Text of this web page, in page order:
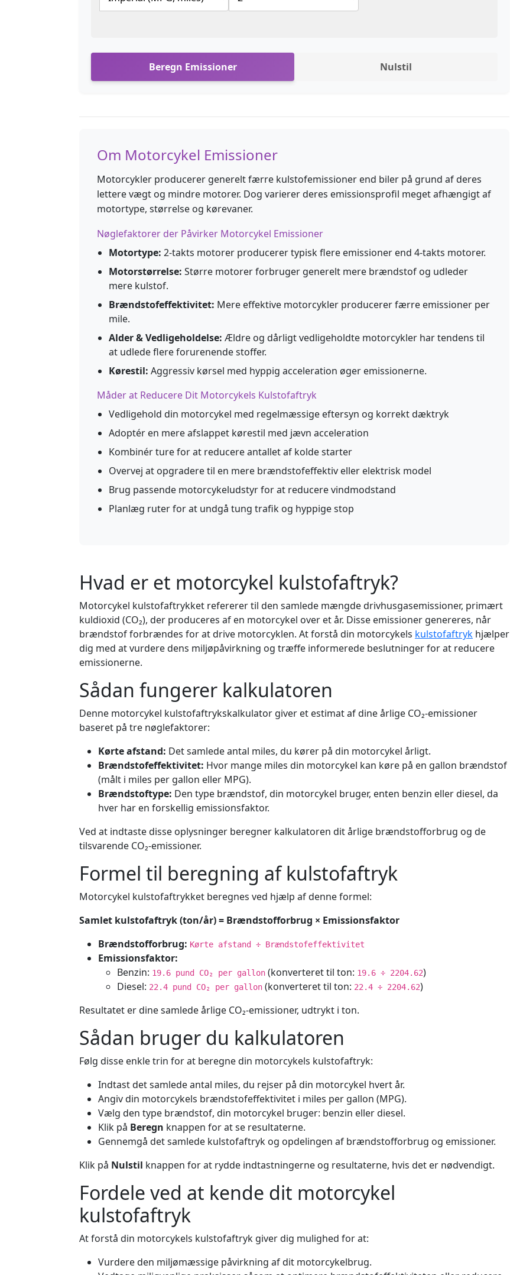
Beregn Emissioner Nulstil
Om Motorcykel Emissioner
Motorcykler producerer generelt færre kulstofemissioner end biler på grund af deres
lettere vægt og mindre motorer. Dog varierer deres emissionsprofil meget afhængigt af
motortype, størrelse og kørevaner.
Nøglefaktorer der Påvirker Motorcykel Emissioner
Motortype: 2-takts motorer producerer typisk flere emissioner end 4-takts motorer.
Motorstørrelse: Større motorer forbruger generelt mere brændstof og udleder
mere kulstof.
Brændstofeffektivitet: Mere effektive motorcykler producerer færre emissioner per
mile.
Alder & Vedligeholdelse: Ældre og dårligt vedligeholdte motorcykler har tendens til
at udlede flere forurenende stoffer.
Kørestil: Aggressiv kørsel med hyppig acceleration øger emissionerne.
Måder at Reducere Dit Motorcykels Kulstofaftryk
Vedligehold din motorcykel med regelmæssige eftersyn og korrekt dæktryk
Adoptér en mere afslappet kørestil med jævn acceleration
Kombinér ture for at reducere antallet af kolde starter
Overvej at opgradere til en mere brændstofeffektiv eller elektrisk model
Brug passende motorcykeludstyr for at reducere vindmodstand
Planlæg ruter for at undgå tung trafik og hyppige stop
Hvad er et motorcykel kulstofaftryk?
Motorcykel kulstofaftrykket refererer til den samlede mængde drivhusgasemissioner, primært
kuldioxid (CO₂), der produceres af en motorcykel over et år. Disse emissioner genereres, når
brændstof forbrændes for at drive motorcyklen. At forstå din motorcykels kulstofaftryk hjælper
dig med at vurdere dens miljøpåvirkning og træffe informerede beslutninger for at reducere
emissionerne.
Sådan fungerer kalkulatoren
Denne motorcykel kulstofaftrykskalkulator giver et estimat af dine årlige CO₂-emissioner
baseret på tre nøglefaktorer:
Kørte afstand: Det samlede antal miles, du kører på din motorcykel årligt.
Brændstofeffektivitet: Hvor mange miles din motorcykel kan køre på en gallon brændstof
(målt i miles per gallon eller MPG).
Brændstoftype: Den type brændstof, din motorcykel bruger, enten benzin eller diesel, da
hver har en forskellig emissionsfaktor.
Ved at indtaste disse oplysninger beregner kalkulatoren dit årlige brændstofforbrug og de
tilsvarende CO₂-emissioner.
Formel til beregning af kulstofaftryk
Motorcykel kulstofaftrykket beregnes ved hjælp af denne formel:
Samlet kulstofaftryk (ton/år) = Brændstofforbrug × Emissionsfaktor
Brændstofforbrug: Kørte afstand ÷ Brændstofeffektivitet
Emissionsfaktor:
Benzin: 19.6 pund CO₂ per gallon (konverteret til ton: 19.6 ÷ 2204.62)
Diesel: 22.4 pund CO₂ per gallon (konverteret til ton: 22.4 ÷ 2204.62)
Resultatet er dine samlede årlige CO₂-emissioner, udtrykt i ton.
Sådan bruger du kalkulatoren
Følg disse enkle trin for at beregne din motorcykels kulstofaftryk:
Indtast det samlede antal miles, du rejser på din motorcykel hvert år.
Angiv din motorcykels brændstofeffektivitet i miles per gallon (MPG).
Vælg den type brændstof, din motorcykel bruger: benzin eller diesel.
Klik på Beregn knappen for at se resultaterne.
Gennemgå det samlede kulstofaftryk og opdelingen af brændstofforbrug og emissioner.
Klik på Nulstil knappen for at rydde indtastningerne og resultaterne, hvis det er nødvendigt.
Fordele ved at kende dit motorcykel
kulstofaftryk
At forstå din motorcykels kulstofaftryk giver dig mulighed for at:
Vurdere den miljømæssige påvirkning af dit motorcykelbrug.